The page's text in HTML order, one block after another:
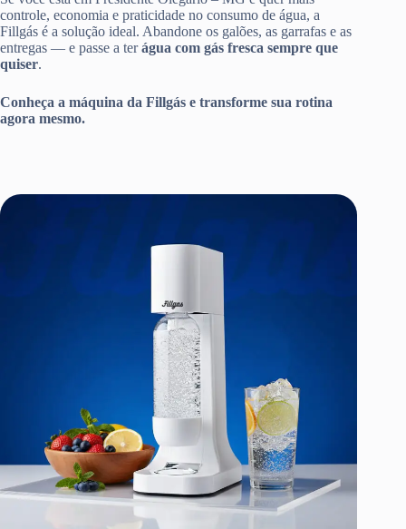
controle, economia e praticidade no consumo de água, a
Fillgás é a solução ideal. Abandone os galões, as garrafas e as
entregas — e passe a terágua com gás fresca sempre que
quiser.
Conheça a máquina da Fillgás e transforme sua rotina
agora mesmo.